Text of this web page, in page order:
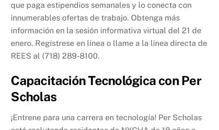
que paga estipendios semanales y lo conecta con
innumerables ofertas de trabajo. Obtenga más
información en la sesión informativa virtual del 21 de
enero. Regístrese en línea o llame a la línea directa de
REES al (718) 289-8100.
Capacitación Tecnológica con Per
Scholas
¡Entrene para una carrera en tecnología! Per Scholas